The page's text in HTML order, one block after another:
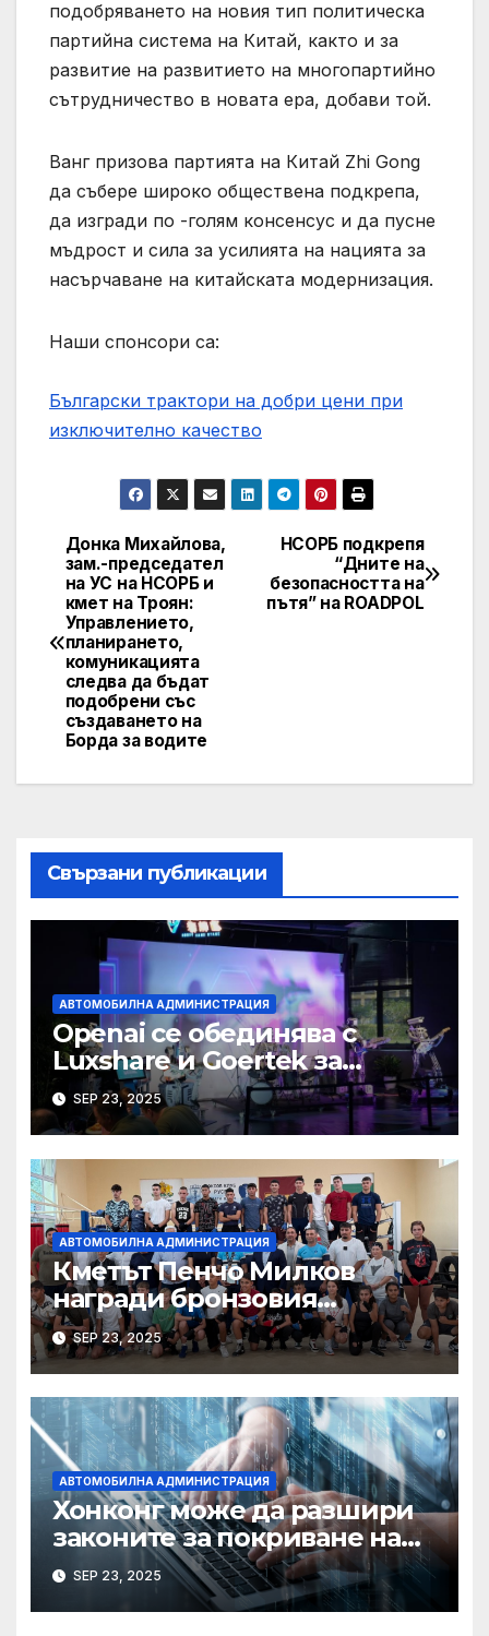
подобряването на новия тип политическа
партийна система на Китай, както и за
развитие на развитието на многопартийно
сътрудничество в новата ера, добави той.
Ванг призова партията на Китай Zhi Gong
да събере широко обществена подкрепа,
да изгради по -голям консенсус и да пусне
мъдрост и сила за усилията на нацията за
насърчаване на китайската модернизация.
Наши спонсори са:
Български трактори на добри цени при
изключително качество
Post
navigation
НСОРБ подкрепя
“Дните на
безопасността на
пътя” на ROADPOL
Донка Михайлова,
зам.-председател
на УС на НСОРБ и
кмет на Троян:
Управлението,
планирането,
комуникацията
следва да бъдат
подобрени със
създаването на
Борда за водите
Свързани публикации
АВТОМОБИЛНА АДМИНИСТРАЦИЯ
Openai се обединява с
Luxshare и Goertek за
разработване на ново AI
устройство · Technode
SEP 23, 2025
АВТОМОБИЛНА АДМИНИСТРАЦИЯ
Кметът Пенчо Милков
награди бронзовия
медалист от Световното по
бокс Радослав Росенов
SEP 23, 2025
АВТОМОБИЛНА АДМИНИСТРАЦИЯ
Хонконг може да разшири
законите за покриване на
използването на ИИ при
сексуални престъпления,
казва началникът на
SEP 23, 2025